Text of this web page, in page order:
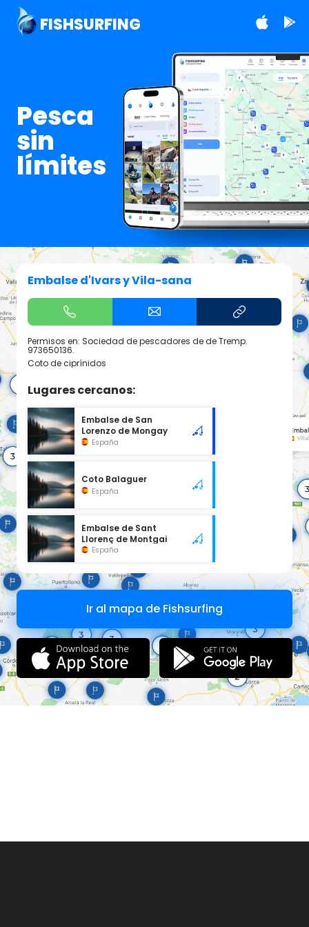
FISHSURFING
Pesca
sin
límites
Embalse d'Ivars y Vila-sana
Permisos en: Sociedad de pescadores de de Tremp.
973650136.
Coto de ciprínidos
Lugares cercanos:
Embalse de San
Lorenzo de Mongay
España
Coto Balaguer
España
Embalse de Sant
Llorenç de Montgai
España
Ir al mapa de Fishsurfing